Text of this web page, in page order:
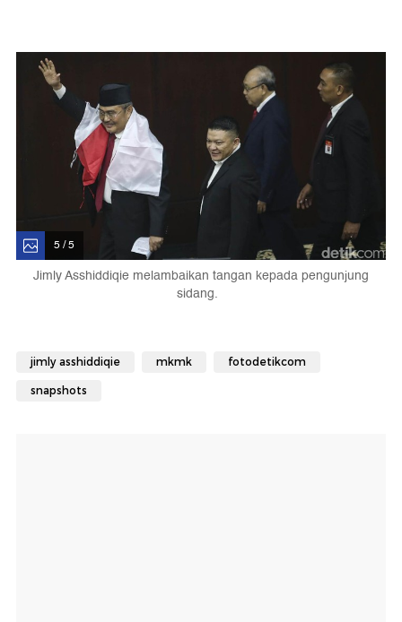
5 / 5
Jimly Asshiddiqie melambaikan tangan kepada pengunjung
sidang.
jimly asshiddiqie mkmk fotodetikcom
snapshots